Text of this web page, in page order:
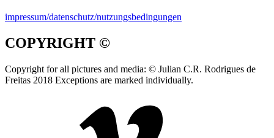
impressum/datenschutz/nutzungsbedingungen
COPYRIGHT ©
Copyright for all pictures and media: © Julian C.R. Rodrigues de
Freitas 2018 Exceptions are marked individually.